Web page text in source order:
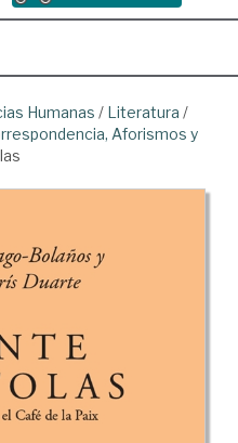
Humanas / Literatura /
Aforismos y